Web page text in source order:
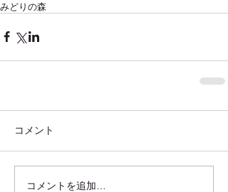
みどりの森
コメント
コメントを追加…